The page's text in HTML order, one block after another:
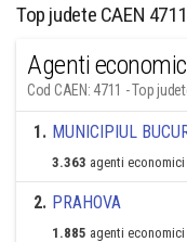
Top judete CAEN 4711
Agenti
Cod CAEN: 4711 - Top
1. MUNICIPIUL
3.363 agenti economici
2. PRAHOVA
1.885 agenti economici